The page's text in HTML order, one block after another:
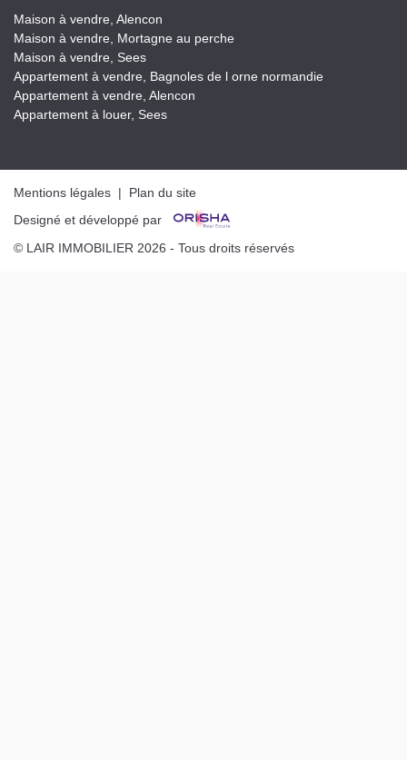
Maison à vendre, Alencon
Maison à vendre, Mortagne au perche
Maison à vendre, Sees
Appartement à vendre, Bagnoles de l orne normandie
Appartement à vendre, Alencon
Appartement à louer, Sees
Mentions légales | Plan du site
Designé et développé par
© LAIR IMMOBILIER 2026 - Tous droits réservés